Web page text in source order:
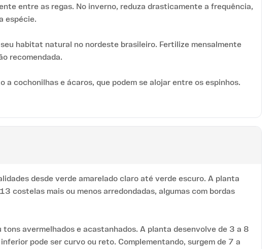
entre as regas. No inverno, reduza drasticamente a frequência,
espécie.
habitat natural no nordeste brasileiro. Fertilize mensalmente
recomendada.
cochonilhas e ácaros, que podem se alojar entre os espinhos.
desde verde amarelado claro até verde escuro. A planta
mais ou menos arredondadas, algumas com bordas
avermelhados e acastanhados. A planta desenvolve de 3 a 8
pode ser curvo ou reto. Complementando, surgem de 7 a